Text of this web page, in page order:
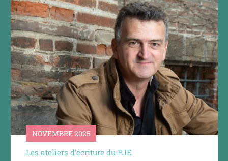
NOVEMBRE 2025
Les ateliers d'écriture du PJE